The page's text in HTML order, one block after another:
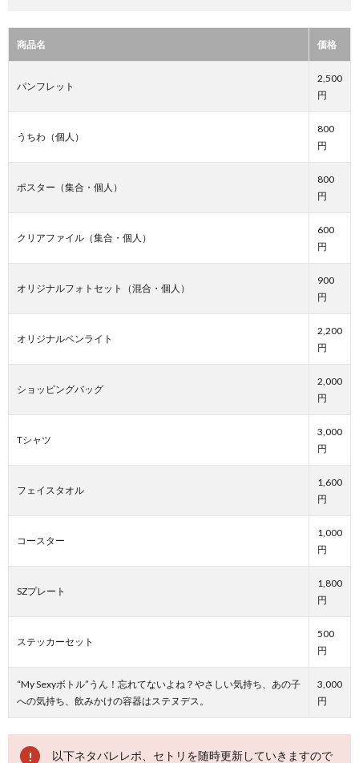
商品名 価格
パンフレット
2,500
円
うちわ（個人）
800
円
ポスター（集合・個人）
800
円
クリアファイル（集合・個人）
600
円
オリジナルフォトセット（混合・個人）
900
円
オリジナルペンライト
2,200
円
ショッピングバッグ
2,000
円
Tシャツ
3,000
円
フェイスタオル
1,600
円
コースター
1,000
円
SZプレート
1,800
円
ステッカーセット
500
円
“My Sexyボトル”うん！忘れてないよね？やさしい気持ち、あの子
への気持ち、飲みかけの容器はステヌデス。
3,000
円
以下ネタバレレポ、セトリを随時更新していきますので